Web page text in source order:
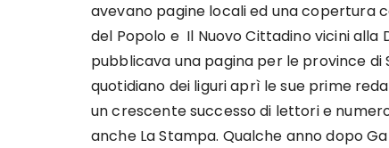
avevano pagine locali ed una copertura
del Popolo e Il Nuovo Cittadino vicini alla
pubblicava una pagina per le province di
quotidiano dei liguri aprì le sue prime
un crescente successo di lettori e
anche La Stampa. Qualche anno dopo